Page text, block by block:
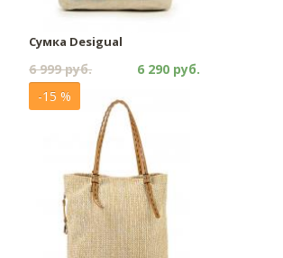
Сумка Desigual
6 999 руб.
6 290 руб.
-15 %